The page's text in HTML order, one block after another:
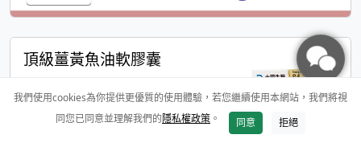
頂級薑黃魚油軟膠囊
激增20倍利用率，吸收更升級
我們使用cookies為你提供更優質的使用體驗，若您繼續使用本網站，我們將視
同您已同意並理解我們的隱私權政策 。 同意 拒絕